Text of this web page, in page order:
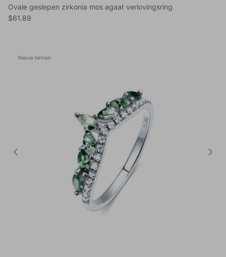
Ovale geslepen zirkonia mos agaat verlovingsring
Reguliere prijs
$61.89
Nieuw binnen